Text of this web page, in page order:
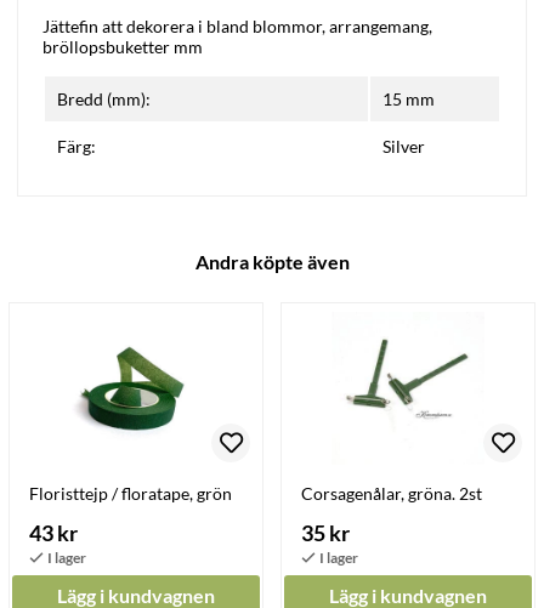
Jättefin att dekorera i bland blommor, arrangemang,
bröllopsbuketter mm
Bredd (mm): 15 mm
Färg: Silver
Andra köpte även
Floristtejp / floratape, grön
43 kr
Lägg i kundvagnen
Corsagenålar, gröna. 2st
35 kr
Lägg i kundvagnen